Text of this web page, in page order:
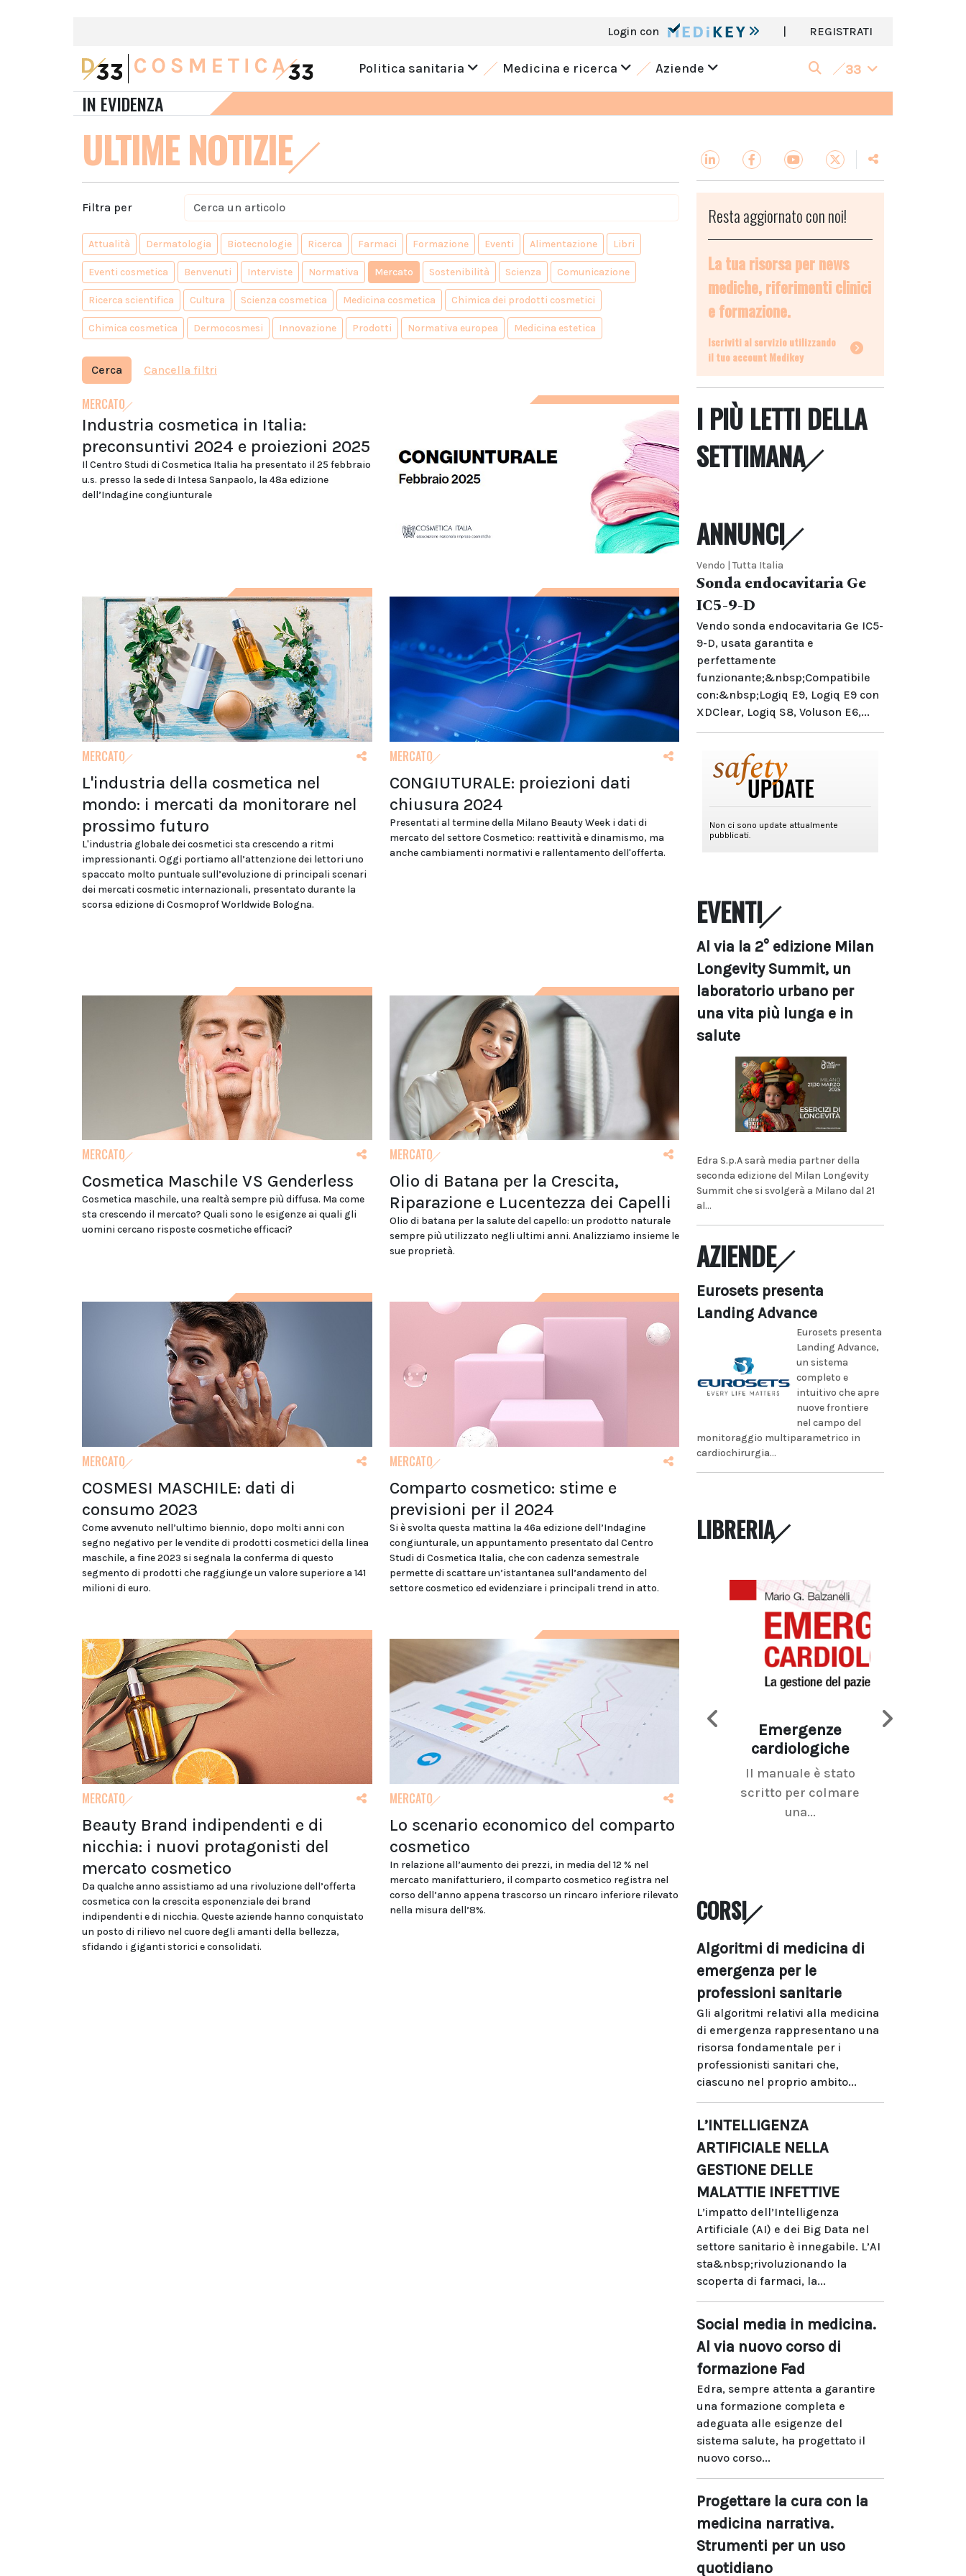
Login con | REGISTRATI
Politica sanitaria Medicina e ricerca Aziende 33
IN EVIDENZA
ULTIME NOTIZIE
Filtra per
Attualità Dermatologia Biotecnologie Ricerca Farmaci Formazione Eventi Alimentazione Libri
Eventi cosmetica Benvenuti Interviste Normativa Mercato Sostenibilità Scienza Comunicazione
Ricerca scientifica Cultura Scienza cosmetica Medicina cosmetica Chimica dei prodotti cosmetici
Chimica cosmetica Dermocosmesi Innovazione Prodotti Normativa europea Medicina estetica
Cerca Cancella filtri
MERCATO
Industria cosmetica in Italia:
preconsuntivi 2024 e proiezioni 2025
Il Centro Studi di Cosmetica Italia ha presentato il 25 febbraio
u.s. presso la sede di Intesa Sanpaolo, la 48ª edizione
dell’Indagine congiunturale
MERCATO
L'industria della cosmetica nel
mondo: i mercati da monitorare nel
prossimo futuro
L'industria globale dei cosmetici sta crescendo a ritmi
impressionanti. Oggi portiamo all’attenzione dei lettori uno
spaccato molto puntuale sull’evoluzione di principali scenari
dei mercati cosmetic internazionali, presentato durante la
scorsa edizione di Cosmoprof Worldwide Bologna.
MERCATO
CONGIUTURALE: proiezioni dati
chiusura 2024
Presentati al termine della Milano Beauty Week i dati di
mercato del settore Cosmetico: reattività e dinamismo, ma
anche cambiamenti normativi e rallentamento dell'offerta.
MERCATO
Cosmetica Maschile VS Genderless
Cosmetica maschile, una realtà sempre più diffusa. Ma come
sta crescendo il mercato? Quali sono le esigenze ai quali gli
uomini cercano risposte cosmetiche efficaci?
MERCATO
Olio di Batana per la Crescita,
Riparazione e Lucentezza dei Capelli
Olio di batana per la salute del capello: un prodotto naturale
sempre più utilizzato negli ultimi anni. Analizziamo insieme le
sue proprietà.
MERCATO
COSMESI MASCHILE: dati di
consumo 2023
Come avvenuto nell’ultimo biennio, dopo molti anni con
segno negativo per le vendite di prodotti cosmetici della linea
maschile, a fine 2023 si segnala la conferma di questo
segmento di prodotti che raggiunge un valore superiore a 141
milioni di euro.
MERCATO
Comparto cosmetico: stime e
previsioni per il 2024
Si è svolta questa mattina la 46ª edizione dell’Indagine
congiunturale, un appuntamento presentato dal Centro
Studi di Cosmetica Italia, che con cadenza semestrale
permette di scattare un’istantanea sull’andamento del
settore cosmetico ed evidenziare i principali trend in atto.
MERCATO
Beauty Brand indipendenti e di
nicchia: i nuovi protagonisti del
mercato cosmetico
Da qualche anno assistiamo ad una rivoluzione dell’offerta
cosmetica con la crescita esponenziale dei brand
indipendenti e di nicchia. Queste aziende hanno conquistato
un posto di rilievo nel cuore degli amanti della bellezza,
sfidando i giganti storici e consolidati.
MERCATO
Lo scenario economico del comparto
cosmetico
In relazione all’aumento dei prezzi, in media del 12 % nel
mercato manifatturiero, il comparto cosmetico registra nel
corso dell’anno appena trascorso un rincaro inferiore rilevato
nella misura dell’8%.
Resta aggiornato con noi!
La tua risorsa per news
mediche, riferimenti clinici
e formazione.
Iscriviti al servizio utilizzando
il tuo account Medikey
I PIÙ LETTI DELLA
SETTIMANA
ANNUNCI
Vendo | Tutta Italia
Sonda endocavitaria Ge
IC5-9-D
Vendo sonda endocavitaria Ge IC5-
9-D, usata garantita e
perfettamente
funzionante;&nbsp;Compatibile
con:&nbsp;Logiq E9, Logiq E9 con
XDClear, Logiq S8, Voluson E6,...
EVENTI
Al via la 2° edizione Milan
Longevity Summit, un
laboratorio urbano per
una vita più lunga e in
salute
Edra S.p.A sarà media partner della
seconda edizione del Milan Longevity
Summit che si svolgerà a Milano dal 21
al...
AZIENDE
Eurosets presenta
Landing Advance
Eurosets presenta
Landing Advance,
un sistema
completo e
intuitivo che apre
nuove frontiere
nel campo del
monitoraggio multiparametrico in
cardiochirurgia...
LIBRERIA
Emergenze
cardiologiche
Il manuale è stato
scritto per colmare
una...
CORSI
Algoritmi di medicina di
emergenza per le
professioni sanitarie
Gli algoritmi relativi alla medicina
di emergenza rappresentano una
risorsa fondamentale per i
professionisti sanitari che,
ciascuno nel proprio ambito...
L’INTELLIGENZA
ARTIFICIALE NELLA
GESTIONE DELLE
MALATTIE INFETTIVE
L’impatto dell’Intelligenza
Artificiale (AI) e dei Big Data nel
settore sanitario è innegabile. L’AI
sta&nbsp;rivoluzionando la
scoperta di farmaci, la...
Social media in medicina.
Al via nuovo corso di
formazione Fad
Edra, sempre attenta a garantire
una formazione completa e
adeguata alle esigenze del
sistema salute, ha progettato il
nuovo corso...
Progettare la cura con la
medicina narrativa.
Strumenti per un uso
quotidiano